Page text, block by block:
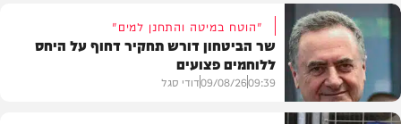
חדשות
"הוטח במיטה והתחנן למים"
שר הביטחון דורש תחקיר דחוף על היחס
ללוחמים פצועים
09:39
09/08/26דודי סגל